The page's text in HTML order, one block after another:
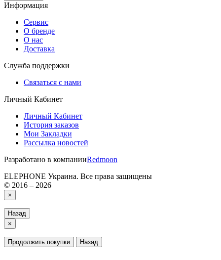
Информация
Сервис
О бренде
О нас
Доставка
Служба поддержки
Связаться с нами
Личный Кабинет
Личный Кабинет
История заказов
Мои Закладки
Рассылка новостей
Разработано в компанииRedmoon
ELEPHONE Украина. Все права защищены
© 2016 – 2026
×
Назад
×
Продолжить покупки Назад